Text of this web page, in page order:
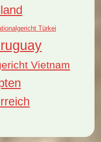
Türkei
Vietnam